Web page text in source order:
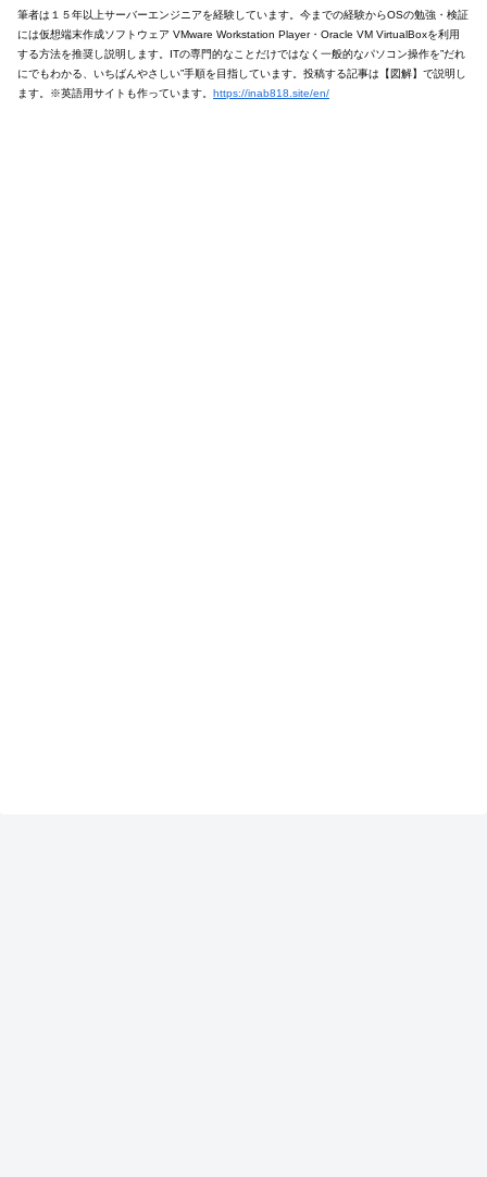
筆者は１５年以上サーバーエンジニアを経験しています。今までの経験からOSの勉強・検証
には仮想端末作成ソフトウェア VMware Workstation Player・Oracle VM VirtualBoxを利用
する方法を推奨し説明します。ITの専門的なことだけではなく一般的なパソコン操作を”だれ
にでもわかる、いちばんやさしい”手順を目指しています。投稿する記事は【図解】で説明し
ます。※英語用サイトも作っています。 https://inab818.site/en/